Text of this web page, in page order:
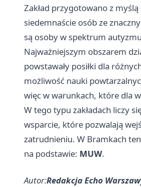
Zakład przygotowano z
siedemnaście osób ze
są osoby w spektrum
Najważniejszym obszarem
powstawały posiłki dla
możliwość nauki
więc w warunkach, które dla
W tego typu zakładach liczy
wsparcie, które pozwalają
zatrudnieniu. W Bramkach
na podstawie: MUW.
Autor:Redakcja Echo